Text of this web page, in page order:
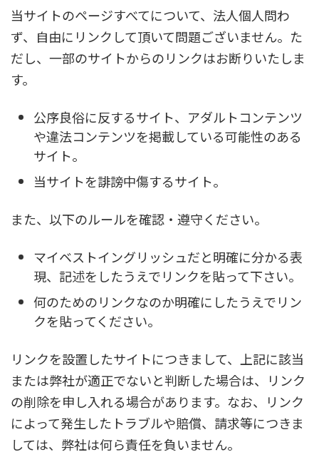
当サイトのページすべてについて、法人個人問わ
ず、自由にリンクして頂いて問題ございません。た
だし、一部のサイトからのリンクはお断りいたしま
す。
公序良俗に反するサイト、アダルトコンテンツ
や違法コンテンツを掲載している可能性のある
サイト。
当サイトを誹謗中傷するサイト。
また、以下のルールを確認・遵守ください。
マイベストイングリッシュだと明確に分かる表
現、記述をしたうえでリンクを貼って下さい。
何のためのリンクなのか明確にしたうえでリン
クを貼ってください。
リンクを設置したサイトにつきまして、上記に該当
または弊社が適正でないと判断した場合は、リンク
の削除を申し入れる場合があります。なお、リンク
によって発生したトラブルや賠償、請求等につきま
しては、弊社は何ら責任を負いません。